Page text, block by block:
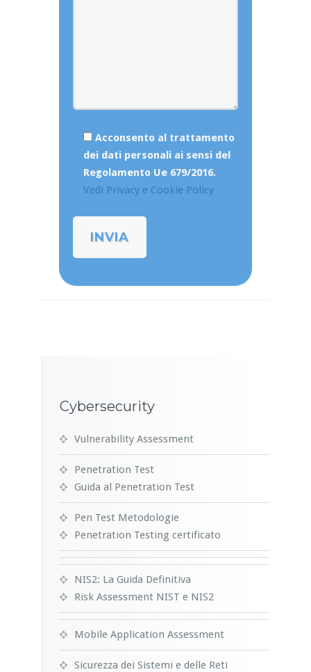
Acconsento al trattamento
dei dati personali ai sensi del
Regolamento Ue 679/2016.
Vedi Privacy e Cookie Policy
Cybersecurity
Vulnerability Assessment
Penetration Test
Guida al Penetration Test
Pen Test Metodologie
Penetration Testing certificato
NIS2: La Guida Definitiva
Risk Assessment NIST e NIS2
Mobile Application Assessment
Sicurezza dei Sistemi e delle Reti